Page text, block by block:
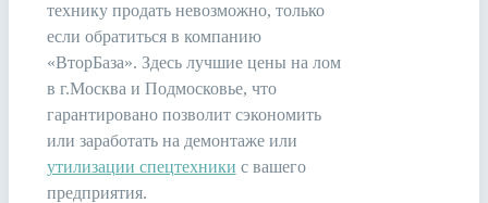
технику продать невозможно, только
если обратиться в компанию
«ВторБаза». Здесь лучшие цены на лом
в г.Москва и Подмосковье, что
гарантировано позволит сэкономить
или заработать на демонтаже или
утилизации спецтехники с вашего
предприятия.